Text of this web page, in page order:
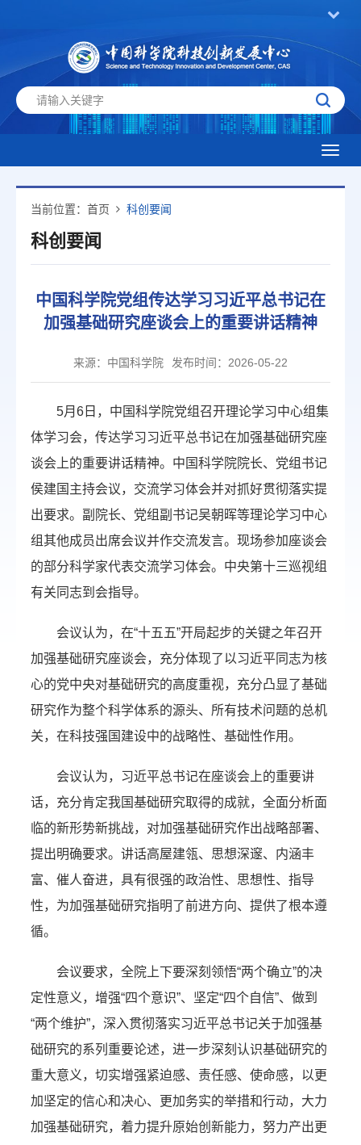
当前位置： 首页 科创要闻
科创要闻
中国科学院党组传达学习习近平总书记在
加强基础研究座谈会上的重要讲话精神
来源：中国科学院 发布时间：2026-05-22
5月6日，中国科学院党组召开理论学习中心组集
体学习会，传达学习习近平总书记在加强基础研究座
谈会上的重要讲话精神。中国科学院院长、党组书记
侯建国主持会议，交流学习体会并对抓好贯彻落实提
出要求。副院长、党组副书记吴朝晖等理论学习中心
组其他成员出席会议并作交流发言。现场参加座谈会
的部分科学家代表交流学习体会。中央第十三巡视组
有关同志到会指导。
会议认为，在“十五五”开局起步的关键之年召开
加强基础研究座谈会，充分体现了以习近平同志为核
心的党中央对基础研究的高度重视，充分凸显了基础
研究作为整个科学体系的源头、所有技术问题的总机
关，在科技强国建设中的战略性、基础性作用。
会议认为，习近平总书记在座谈会上的重要讲
话，充分肯定我国基础研究取得的成就，全面分析面
临的新形势新挑战，对加强基础研究作出战略部署、
提出明确要求。讲话高屋建瓴、思想深邃、内涵丰
富、催人奋进，具有很强的政治性、思想性、指导
性，为加强基础研究指明了前进方向、提供了根本遵
循。
会议要求，全院上下要深刻领悟“两个确立”的决
定性意义，增强“四个意识”、坚定“四个自信”、做到
“两个维护”，深入贯彻落实习近平总书记关于加强基
础研究的系列重要论述，进一步深刻认识基础研究的
重大意义，切实增强紧迫感、责任感、使命感，以更
加坚定的信心和决心、更加务实的举措和行动，大力
加强基础研究，着力提升原始创新能力，努力产出更